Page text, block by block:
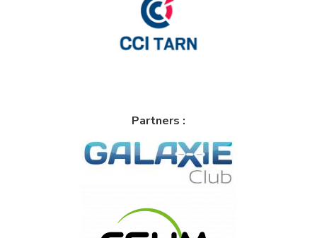
Partners :